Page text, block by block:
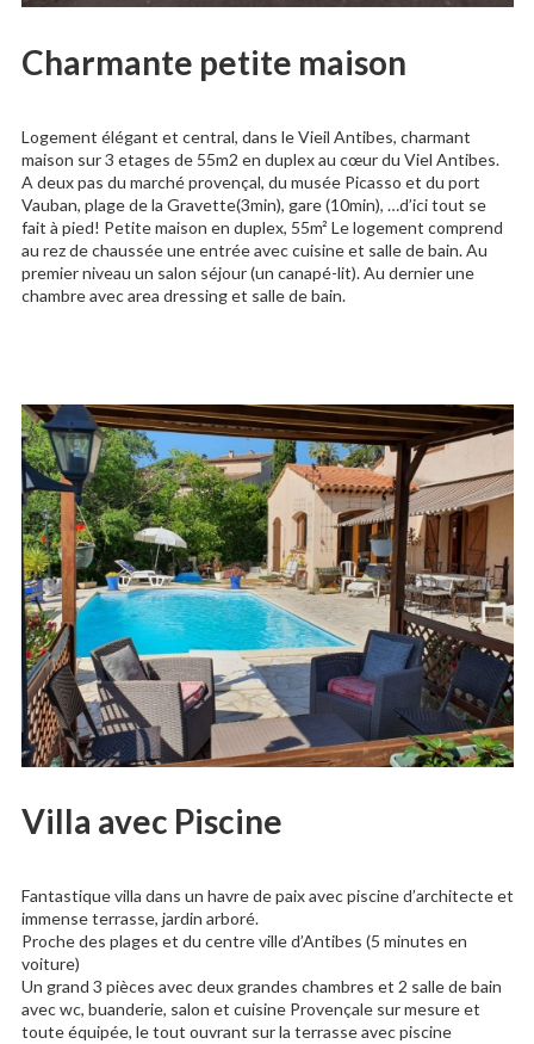
Charmante petite maison
Logement élégant et central, dans le Vieil Antibes, charmant
maison sur 3 etages de 55m2 en duplex au cœur du Viel Antibes.
A deux pas du marché provençal, du musée Picasso et du port
Vauban, plage de la Gravette(3min), gare (10min), …d’ici tout se
fait à pied! Petite maison en duplex, 55m² Le logement comprend
au rez de chaussée une entrée avec cuisine et salle de bain. Au
premier niveau un salon séjour (un canapé-lit). Au dernier une
chambre avec area dressing et salle de bain.
Villa avec Piscine
Fantastique villa dans un havre de paix avec piscine d’architecte et
immense terrasse, jardin arboré.
Proche des plages et du centre ville d’Antibes (5 minutes en
voiture)
Un grand 3 pièces avec deux grandes chambres et 2 salle de bain
avec wc, buanderie, salon et cuisine Provençale sur mesure et
toute équipée, le tout ouvrant sur la terrasse avec piscine